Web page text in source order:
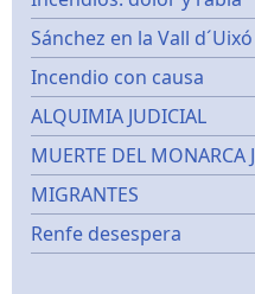
Sánchez en la Vall d´Uixó
Incendio con causa
ALQUIMIA JUDICIAL
MUERTE DEL MONARCA
MIGRANTES
Renfe desespera